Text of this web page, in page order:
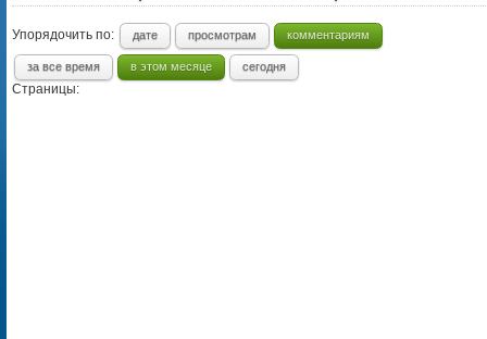
Упорядочить по: дате просмотрам комментариям
за все время в этом месяце сегодня
Страницы: